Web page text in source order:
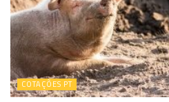
COTAÇÕES PT